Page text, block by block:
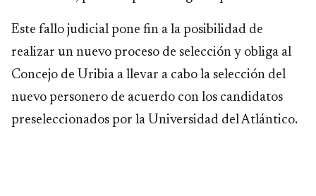
Este fallo judicial pone fin a la posibilidad de
realizar un nuevo proceso de selección y obliga al
Concejo de Uribia a llevar a cabo la selección del
nuevo personero de acuerdo con los candidatos
preseleccionados por la Universidad del Atlántico.